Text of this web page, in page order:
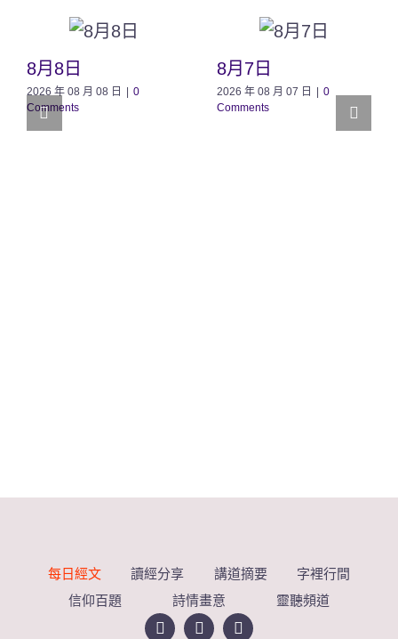
8月8日
2026 年 08 月 08 日
0
Comments
8月7日
2026 年 08 月 07 日
0
Comments
每日經文 讀經分享 講道摘要
字裡行間
信仰百題
詩情畫意 靈聽頻道